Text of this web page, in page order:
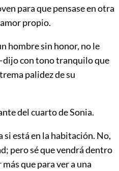
para que pensase en otra
propio.
hombre sin honor, no le
con tono tranquilo que
palidez de su
del cuarto de Sonia.
está en la habitación. No,
pero sé que vendrá dentro
que para ver a una